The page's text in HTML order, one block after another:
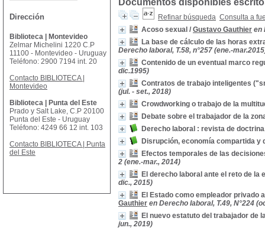
Documentos disponibles
Refinar búsqueda Consulta a
Acoso sexual / Gustavo Gauthier en
La base de cálculo de las horas
Derecho laboral, T.58, n°257 (ene.-
Contenido de un eventual marco
dic.1995)
Contratos de trabajo inteligentes
(jul. - set., 2018)
Crowdworking o trabajo de la
Debate sobre el trabajador de la
Derecho laboral : revista de
Disrupción, economía compartida
Efectos temporales de las
2 (ene.-mar., 2014)
El derecho laboral ante el reto de la
dic., 2015)
El Estado como empleador privado
Gauthier en Derecho laboral, T.49, N°224
El nuevo estatuto del trabajador de
jun., 2019)
Dirección
Biblioteca | Montevideo
Zelmar Michelini 1220 C.P
11100 - Montevideo - Uruguay
Teléfono: 2900 7194 int. 20
Contacto BIBLIOTECA |
Montevideo
Biblioteca | Punta del Este
Prado y Salt Lake, C.P 20100
Punta del Este - Uruguay
Teléfono: 4249 66 12 int. 103
Contacto BIBLIOTECA | Punta
del Este